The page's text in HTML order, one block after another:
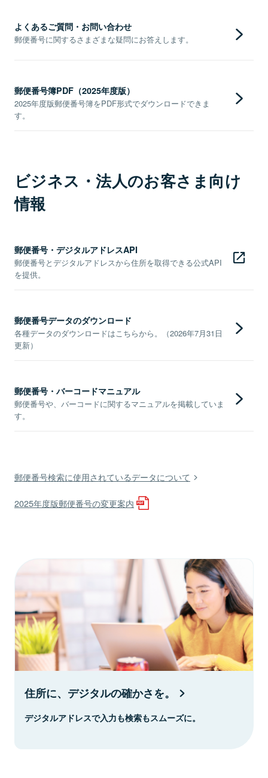
よくあるご質問・お問い合わせ
郵便番号に関するさまざまな疑問にお答えします。
郵便番号簿PDF（2025年度版）
2025年度版郵便番号簿をPDF形式でダウンロードできま
す。
ビジネス・法人のお客さま向け
情報
郵便番号・デジタルアドレスAPI
郵便番号とデジタルアドレスから住所を取得できる公式API
を提供。
郵便番号データのダウンロード
各種データのダウンロードはこちらから。（2026年7月31日
更新）
郵便番号・バーコードマニュアル
郵便番号や、バーコードに関するマニュアルを掲載していま
す。
郵便番号検索に使用されているデータについて
2025年度版郵便番号の変更案内
住所に、デジタルの確かさを。
デジタルアドレスで入力も検索もスムーズに。